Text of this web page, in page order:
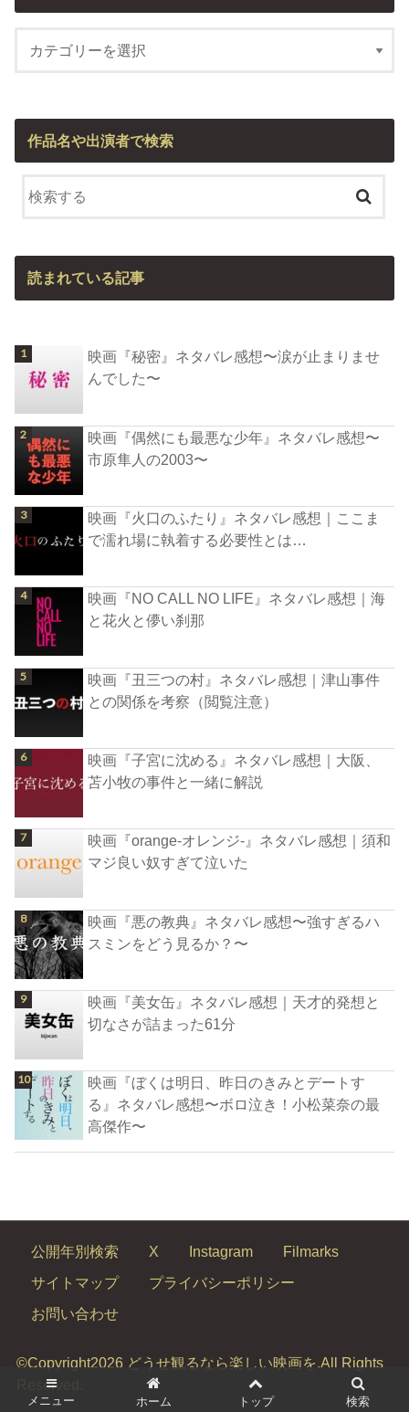
作品名や出演者で検索
読まれている記事
映画『秘密』ネタバレ感想〜涙が止まりませ
んでした〜
映画『偶然にも最悪な少年』ネタバレ感想〜
市原隼人の2003〜
映画『火口のふたり』ネタバレ感想｜ここま
で濡れ場に執着する必要性とは…
映画『NO CALL NO LIFE』ネタバレ感想｜海
と花火と儚い刹那
映画『丑三つの村』ネタバレ感想｜津山事件
との関係を考察（閲覧注意）
映画『子宮に沈める』ネタバレ感想｜大阪、
苫小牧の事件と一緒に解説
映画『orange-オレンジ-』ネタバレ感想｜須和
マジ良い奴すぎて泣いた
映画『悪の教典』ネタバレ感想〜強すぎるハ
スミンをどう見るか？〜
映画『美女缶』ネタバレ感想｜天才的発想と
切なさが詰まった61分
映画『ぼくは明日、昨日のきみとデートす
る』ネタバレ感想〜ボロ泣き！小松菜奈の最
高傑作〜
公開年別検索 X Instagram
Filmarks
サイトマップ
プライバシーポリシー
お問い合わせ
©Copyright2026 どうせ観るなら楽しい映画を.All Rights
Reserved.
メニュー ホーム トップ 検索